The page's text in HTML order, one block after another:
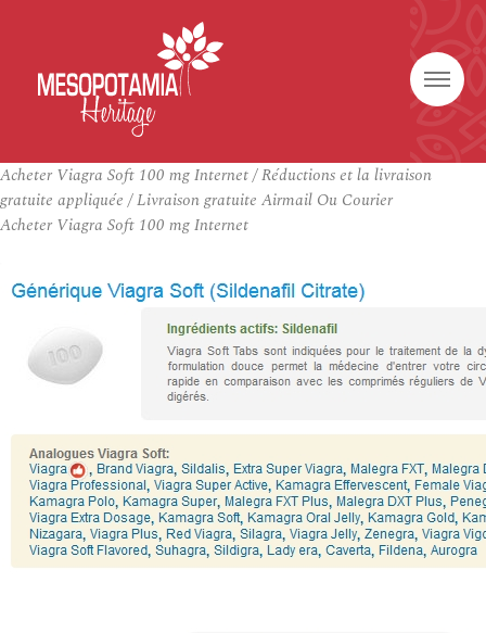
Acheter Viagra Soft 100 mg Internet / Réductions et la livraison
gratuite appliquée / Livraison gratuite Airmail Ou Courier
Acheter Viagra Soft 100 mg Internet